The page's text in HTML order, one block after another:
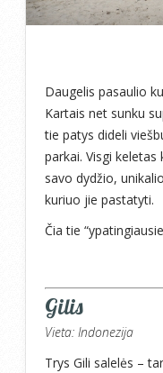
Daugelis pasaulio
Kartais net sunku
tie patys dideli
parkai. Visgi
savo dydžio,
kuriuo jie pastatyti.
Čia tie
Gilis
Vieta: Indonezija
Trys Gili salelės –